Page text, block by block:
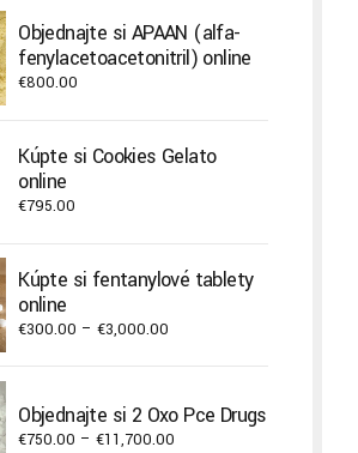
Objednajte si APAAN (alfa-
fenylacetoacetonitril) online
€800.00
Kúpte si Cookies Gelato
online
€795.00
Kúpte si fentanylové tablety
online
€300.00 – €3,000.00
through
€3,000.00
Objednajte si 2 Oxo Pce Drugs
€750.00 – €11,700.00